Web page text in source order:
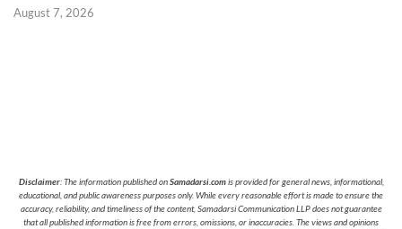
August 7, 2026
Disclaimer: The information published onSamadarsi.comis provided for general news, informational,
educational, and public awareness purposes only. While every reasonable effort is made to ensure the
accuracy, reliability, and timeliness of the content, Samadarsi Communication LLP does not guarantee
that all published information is free from errors, omissions, or inaccuracies. The views and opinions